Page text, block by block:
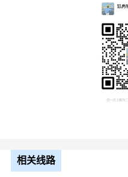
10.5元
整车运输价格
以上报价为市
最终
相关线路